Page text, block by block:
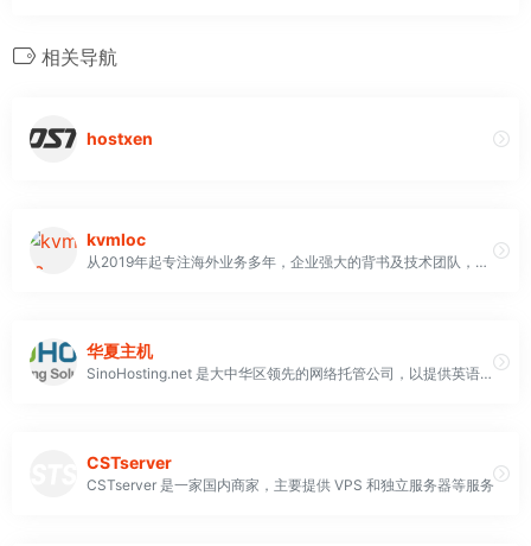
相关导航
hostxen
kvmloc
从2019年起专注海外业务多年，企业强大的背书及技术团队，是您信赖的合作伙伴！
华夏主机
SinoHosting.net 是大中华区领先的网络托管公司，以提供英语支持而闻名。SinoHosting 是一家大型托管和电子商务解决方案集团的一部分，在上海、深圳、香港、澳门和新加坡开展业务。
CSTserver
CSTserver 是一家国内商家，主要提供 VPS 和独立服务器等服务